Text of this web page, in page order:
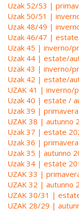
Uzak 52/53 |
Uzak 50/51 |
Uzak 48/49 |
Uzak 46/47 |
Uzak 45 | inverno/
Uzak 44 | estate/
Uzak 43 | inverno/
Uzak 42 | estate/
UZAK 41 | inverno/
Uzak 40 | estate /
Uzak 39 |
UZAK 38 | autunno
Uzak 37 | estate
Uzak 36 |
Uzak 35 | autunno
Uzak 34 | estate
UZAK 33 |
UZAK 32 | autunno
UZAK 30/31 |
UZAK 28/29 |